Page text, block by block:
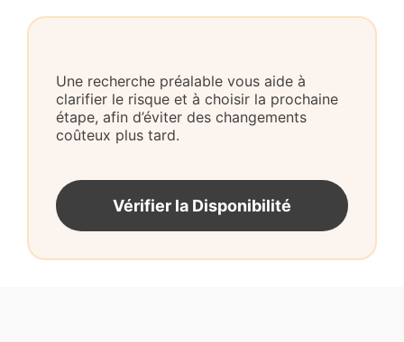
Une recherche préalable vous aide à
clarifier le risque et à choisir la prochaine
étape, afin d’éviter des changements
coûteux plus tard.
Vérifier la Disponibilité